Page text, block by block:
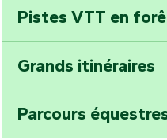
Les gardiens de la nature
Pistes VTT en
Grands itinéraires
Parcours